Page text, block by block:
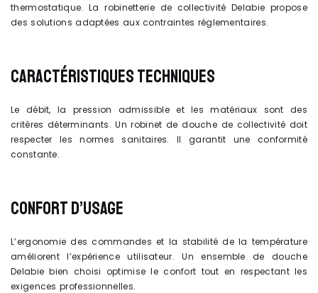
thermostatique. La robinetterie de collectivité Delabie propose
des solutions adaptées aux contraintes réglementaires.
CARACTÉRISTIQUES TECHNIQUES
Le débit, la pression admissible et les matériaux sont des
critères déterminants. Un robinet de douche de collectivité doit
respecter les normes sanitaires. Il garantit une conformité
constante.
CONFORT D’USAGE
L’ergonomie des commandes et la stabilité de la température
améliorent l’expérience utilisateur. Un ensemble de douche
Delabie bien choisi optimise le confort tout en respectant les
exigences professionnelles.